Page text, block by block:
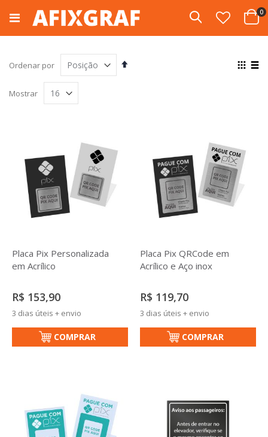
para
conteúdo
Cart
0
Pesquisa
Ordenar por
Definir
Ver
Mostrar
Placa Pix Personalizada
em Acrílico
R$ 153,90
3 dias úteis + envio
COMPRAR
Placa Pix QRCode em
Acrílico e Aço inox
R$ 119,70
3 dias úteis + envio
COMPRAR